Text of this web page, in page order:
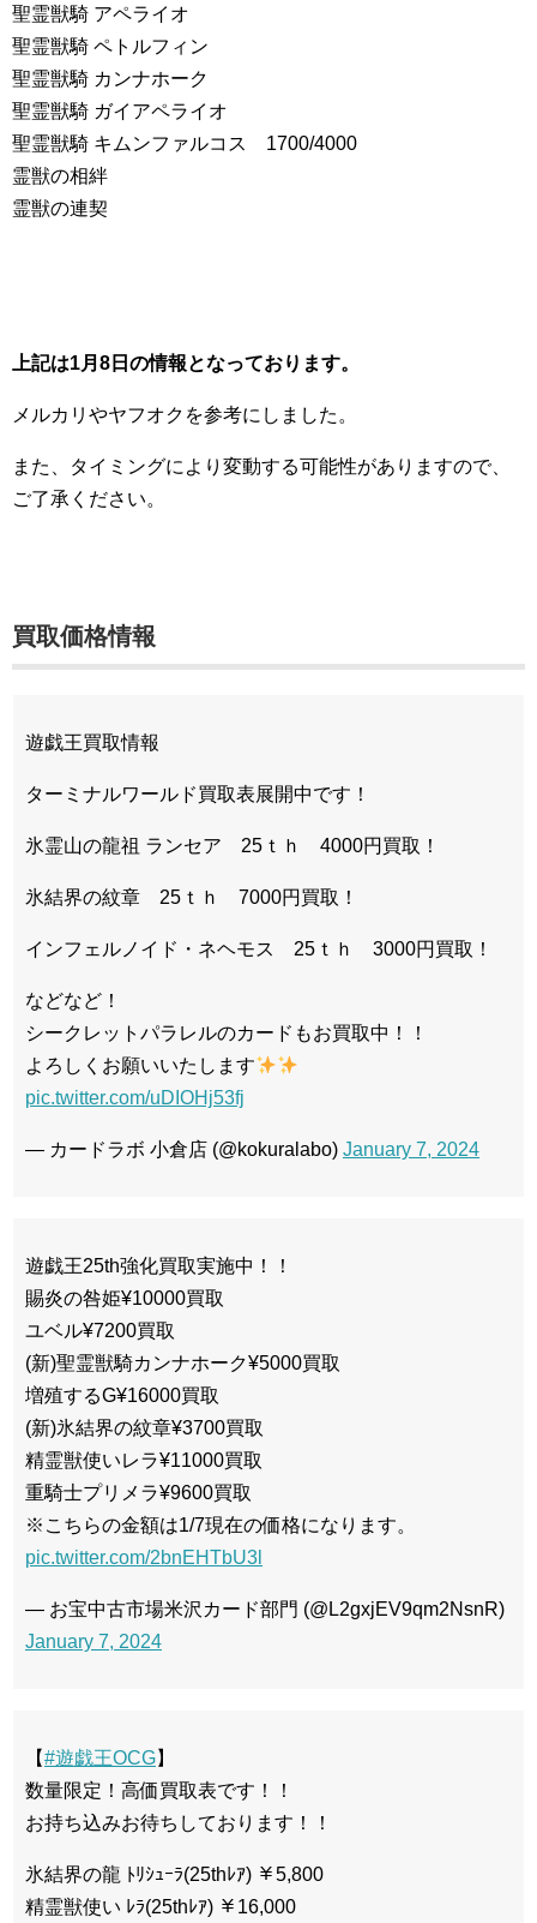
聖霊獣騎 アペライオ
聖霊獣騎 ペトルフィン
聖霊獣騎 カンナホーク
聖霊獣騎 ガイアペライオ
聖霊獣騎 キムンファルコス 1700/4000
霊獣の相絆
霊獣の連契
上記は1月8日の情報となっております。
メルカリやヤフオクを参考にしました。
また、タイミングにより変動する可能性がありますので、
ご了承ください。
買取価格情報
遊戯王買取情報
ターミナルワールド買取表展開中です！
氷霊山の龍祖 ランセア 25ｔｈ 4000円買取！
氷結界の紋章 25ｔｈ 7000円買取！
インフェルノイド・ネヘモス 25ｔｈ 3000円買取！
などなど！
シークレットパラレルのカードもお買取中！！
よろしくお願いいたします
pic.twitter.com/uDIOHj53fj
— カードラボ 小倉店 (@kokuralabo) January 7, 2024
遊戯王25th強化買取実施中！！
賜炎の咎姫¥10000買取
ユベル¥7200買取
(新)聖霊獣騎カンナホーク¥5000買取
増殖するG¥16000買取
(新)氷結界の紋章¥3700買取
精霊獣使いレラ¥11000買取
重騎士プリメラ¥9600買取
※こちらの金額は1/7現在の価格になります。
pic.twitter.com/2bnEHTbU3l
— お宝中古市場米沢カード部門 (@L2gxjEV9qm2NsnR)
January 7, 2024
【#遊戯王OCG】
数量限定！高価買取表です！！
お持ち込みお待ちしております！！
氷結界の龍 ﾄﾘｼｭｰﾗ(25thﾚｱ) ￥5,800
精霊獣使い ﾚﾗ(25thﾚｱ) ￥16,000